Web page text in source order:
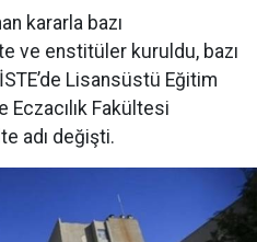
kararla bazı
ve enstitüler kuruldu, bazı
Lisansüstü Eğitim
Eczacılık Fakültesi
adı değişti.